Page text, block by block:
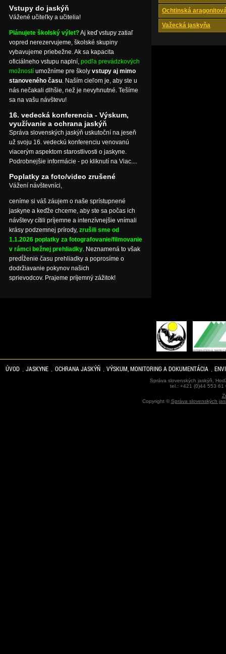
Ochtinská
Važecká jaskyňa
Vstupy do jaskýň
Vážené učiteľky a učitelia!
Plánujete školský výlet?Aj keď vstupy zatiaľ
vopred nerezervujeme, školské skupiny
vybavujeme priebežne. Ak sa kapacita
oficiálneho vstupu naplní, podľa prevádzkových
možností umožníme pre školy vstupy aj mimo
stanoveného času. Naším cieľom je, aby ste u
nás nečakali dlhšie, než je nevyhnutné. Tešíme
sa na vašu návštevu!
16. vedecká konferencia - Výskum,
využívanie a ochrana jaskýň
Správa slovenských jaskýň uskutoční na jeseň
už svoju 16. vedeckú konferenciu venovanú
viacerým aspektom starostlivosti o jaskyne.
Podrobnejšie informácie - po kliknutí na Viac....
Poplatky za foto/video zrušené
Vážení návštevníci,
ceníme si váš záujem o naše sprístupnené
jaskyne a keďže chceme, aby ste sa počas ich
návštevy cítili príjemne a intenzívnejšie vnímali
krásy podzemnej prírody, zrušili sme od
1.1.2026 poplatky za fotografovanie/filmovanie
v rámci bežnej prehliadky. Neznamená to však
predĺženie času prehliadky a poprosíme o
dodržiavanie pokynov našich
sprievodcov. Prajeme príjemný zážitok!
ÚVOD JASKYNE OCHRANA JASKÝŇ VÝSKUM, MONITORING A DOKUMENTÁCIA
Správa slovenských jaskýň,
tel.: +421 (0)44 553
Copyright ©Správa slovenských